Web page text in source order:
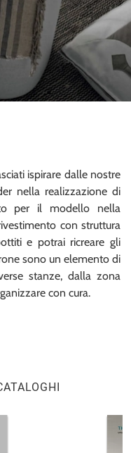
ispirare dalle nostre
nella realizzazione di
per il modello nella
con struttura
e potrai ricreare gli
sono un elemento di
stanze, dalla zona
con cura.